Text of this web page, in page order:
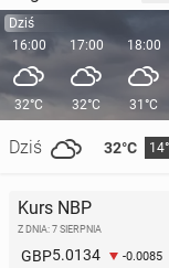
Włoski dom
perfumy dla...
Carla Bruni w
pokazie
Dziś
16:00
32°C
Dziś 32°C
17:00
32°C
18:00
31°C
Kurs NBP
Z DNIA: 7 SIERPNIA
GBP5.0134 -0.0085